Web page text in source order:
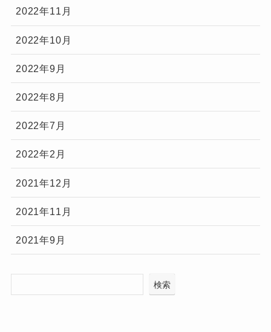
2022年11月
2022年10月
2022年9月
2022年8月
2022年7月
2022年2月
2021年12月
2021年11月
2021年9月
検索